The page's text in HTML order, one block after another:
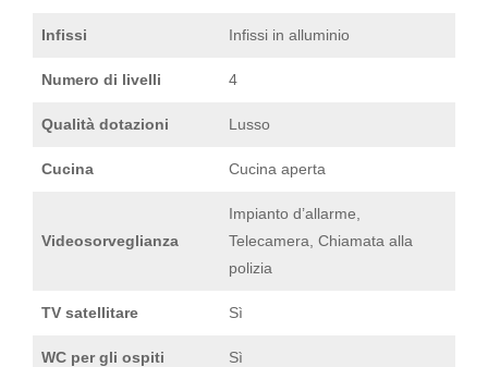
Infissi Infissi in alluminio
Numero di livelli 4
Qualità dotazioni Lusso
Cucina Cucina aperta
Videosorveglianza
Impianto d’allarme,
Telecamera, Chiamata alla
polizia
TV satellitare Sì
WC per gli ospiti Sì